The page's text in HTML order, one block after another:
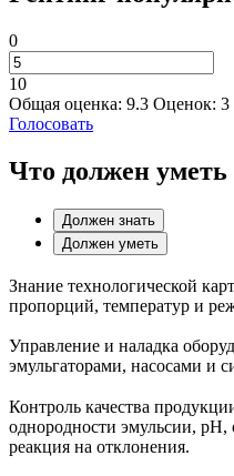
0
10
Общая оценка: 9.3 Оценок: 3
Голосовать
Что должен уметь
Должен знать
Должен уметь
Знание технологической
пропорций, температур и
Управление и наладка
эмульгаторами, насосами и
Контроль качества
однородности эмульсии, pH,
реакция на отклонения.